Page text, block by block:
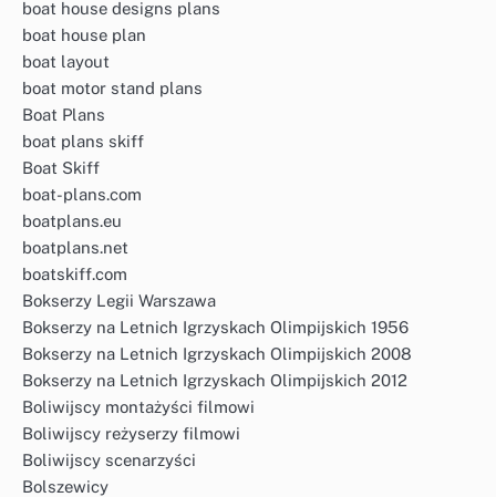
boat house designs plans
boat house plan
boat layout
boat motor stand plans
Boat Plans
boat plans skiff
Boat Skiff
boat-plans.com
boatplans.eu
boatplans.net
boatskiff.com
Bokserzy Legii Warszawa
Bokserzy na Letnich Igrzyskach Olimpijskich 1956
Bokserzy na Letnich Igrzyskach Olimpijskich 2008
Bokserzy na Letnich Igrzyskach Olimpijskich 2012
Boliwijscy montażyści filmowi
Boliwijscy reżyserzy filmowi
Boliwijscy scenarzyści
Bolszewicy